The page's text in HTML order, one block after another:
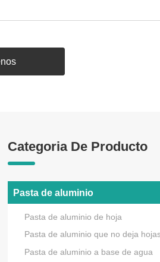
Categoria De Producto
Pasta de aluminio
Pasta de aluminio de hoja
Pasta de aluminio que no deja
Pasta de aluminio a base de agua